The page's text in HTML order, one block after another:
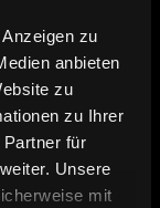
zu
anbieten
zu
zu Ihrer
für
Unsere
mit